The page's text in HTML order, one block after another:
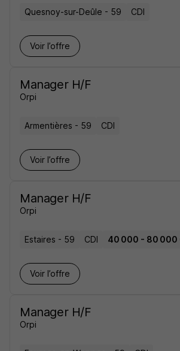
Quesnoy-sur-Deûle - 59 CDI
Voir l’offre
Manager H/F
Orpi
Armentières - 59 CDI
Voir l’offre
Manager H/F
Orpi
Estaires - 59 CDI 40 000 - 80 000
Voir l’offre
Manager H/F
Orpi